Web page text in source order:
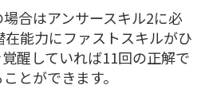
合はアンサースキル2に必
能力にファストスキルがひ
醒していれば11回の正解で
とができます。